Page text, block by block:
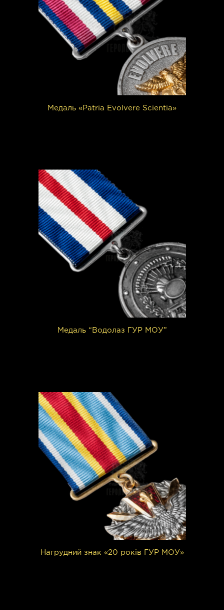
Медаль «Patria Evolvere Scientia»
Медаль “Водолаз ГУР МОУ”
Нагрудний знак «20 років ГУР МОУ»